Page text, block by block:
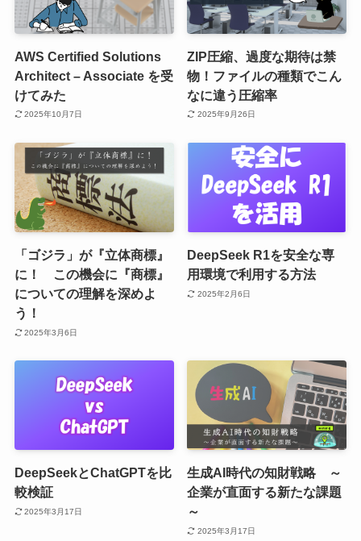
AWS Certified Solutions
Architect – Associate を受
けてみた
2025年10月7日
ZIP圧縮、過度な期待は禁
物！ファイルの種類でこん
なに違う圧縮率
2025年9月26日
「ゴジラ」が『立体商標』
に！ この機会に『商標』
についての理解を深めよ
う！
2025年3月6日
DeepSeek R1を安全な専
用環境で利用する方法
2025年2月6日
DeepSeekとChatGPTを比
較検証
2025年3月17日
生成AI時代の知財戦略 ～
企業が直面する新たな課題
～
2025年3月17日